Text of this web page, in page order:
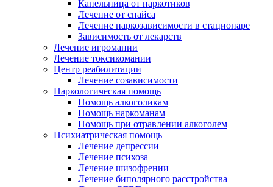
Капельница от наркотиков
Лечение от спайса
Лечение наркозависимости в стационаре
Зависимость от лекарств
Лечение игромании
Лечение токсикомании
Центр реабилитации
Лечение созависимости
Наркологическая помощь
Помощь алкоголикам
Помощь наркоманам
Помощь при отравлении алкоголем
Психиатрическая помощь
Лечение депрессии
Лечение психоза
Лечение шизофрении
Лечение биполярного расстройства